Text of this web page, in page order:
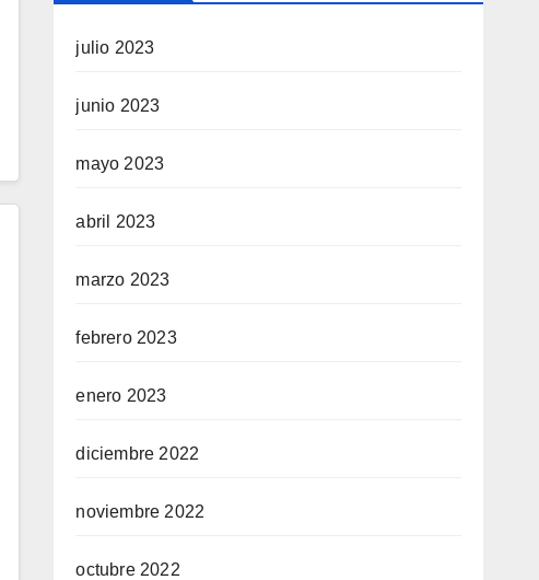
julio 2023
junio 2023
mayo 2023
abril 2023
marzo 2023
febrero 2023
enero 2023
diciembre 2022
noviembre 2022
octubre 2022